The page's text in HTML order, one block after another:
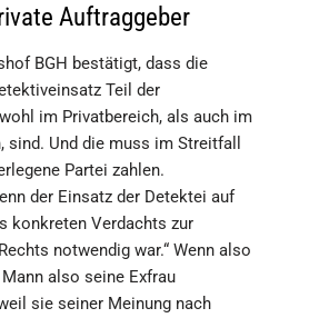
Auftraggeber
BGH bestätigt, dass die
Teil der
im Privatbereich, als auch im
Und die muss im Streitfall
Partei zahlen.
der Einsatz der Detektei auf
konkreten Verdachts zur
notwendig war.“ Wenn also
also seine Exfrau
sie seiner Meinung nach